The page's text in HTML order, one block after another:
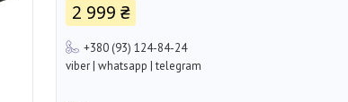
2 999 ₴
+380 (93) 124-84-24
viber | whatsapp | telegram